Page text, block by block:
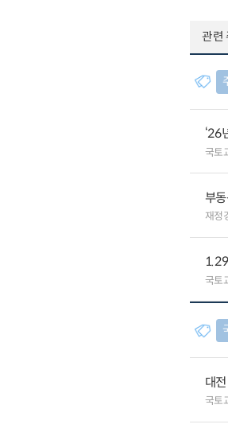
관련
‘26
국토
부
재정
국토
대
국토